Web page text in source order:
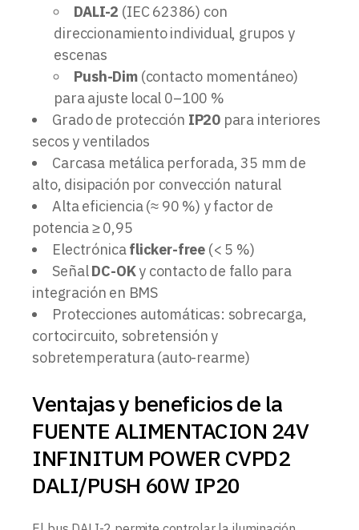
DALI-2 (IEC 62386) con
direccionamiento individual, grupos y
escenas
Push-Dim(contacto momentáneo)
para ajuste local 0–100 %
Grado de protección IP20 para interiores
secos y ventilados
Carcasa metálica perforada, 35 mm de
alto, disipación por convección natural
Alta eficiencia (≈ 90 %) y factor de
potencia ≥ 0,95
Electrónicaflicker-free (< 5 %)
SeñalDC-OKy contacto de fallo para
integración en BMS
Protecciones automáticas: sobrecarga,
cortocircuito, sobretensión y
sobretemperatura (auto-rearme)
Ventajas y beneficios de la
FUENTE ALIMENTACION 24V
INFINITUM POWER CVPD2
DALI/PUSH 60W IP20